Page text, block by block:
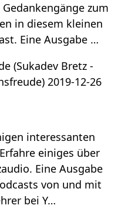
zum
in diesem kleinen
Eine Ausgabe …
(Sukadev Bretz -
2019-12-26
interessanten
einiges über
Eine Ausgabe
von und mit
bei Y…